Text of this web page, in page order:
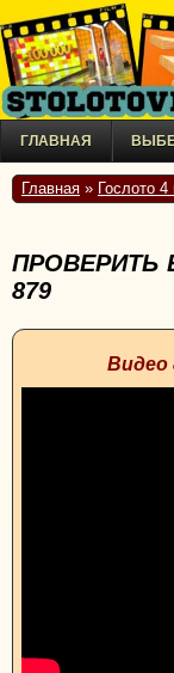
ГЛАВНАЯ
Главная » Гослото
ПРОВЕРИТЬ
879
Видео